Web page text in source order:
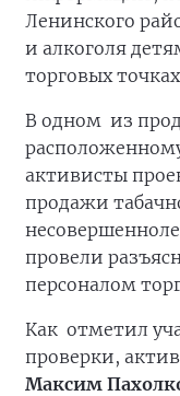
Ленинского
и алкоголя
торговых
В одном из
активисты
продажи
провели
персоналом
Как отметил
проверки,
Максим